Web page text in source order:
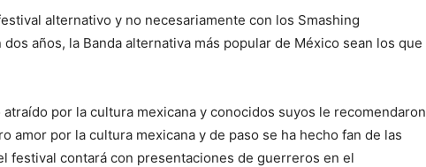
alternativo y no necesariamente con los Smashing
años, la Banda alternativa más popular de México sean los que
por la cultura mexicana y conocidos suyos le recomendaron
amor por la cultura mexicana y de paso se ha hecho fan de las
festival contará con presentaciones de guerreros en el